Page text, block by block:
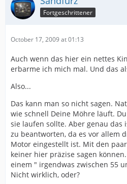
Fortgeschrittener
October 17, 2009 at 01:13
Auch wenn das hier ein nettes
erbarme ich mich mal. Und das
Also...
Das kann man so nicht sagen.
wie schnell Deine Möhre läuft.
sie laufen sollte. Aber genau das
zu beantworten, da es vor allem
Motor eingestellt ist. Mit den
keiner hier präzise sagen
einem " irgendwas zwischen 55
Nicht wirklich, oder?